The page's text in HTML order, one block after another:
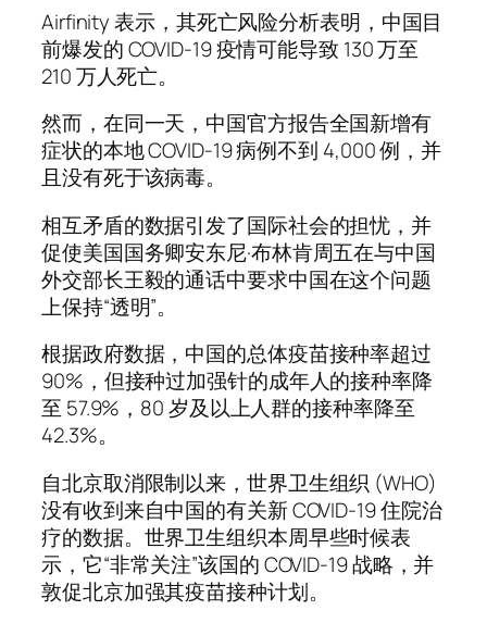
Airfinity 表示，其死亡风险分析表明，中国目
前爆发的 COVID-19 疫情可能导致 130 万至
210 万人死亡。
然而，在同一天，中国官方报告全国新增有
症状的本地 COVID-19 病例不到 4,000 例，并
且没有死于该病毒。
相互矛盾的数据引发了国际社会的担忧，并
促使美国国务卿安东尼·布林肯周五在与中国
外交部长王毅的通话中要求中国在这个问题
上保持“透明”。
根据政府数据，中国的总体疫苗接种率超过
90%，但接种过加强针的成年人的接种率降
至 57.9%，80 岁及以上人群的接种率降至
42.3%。
自北京取消限制以来，世界卫生组织 (WHO)
没有收到来自中国的有关新 COVID-19 住院治
疗的数据。世界卫生组织本周早些时候表
示，它“非常关注”该国的 COVID-19 战略，并
敦促北京加强其疫苗接种计划。